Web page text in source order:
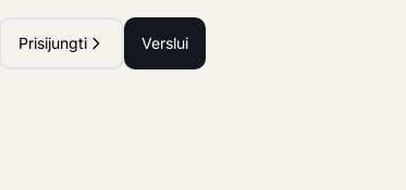
Prisijungti Verslui